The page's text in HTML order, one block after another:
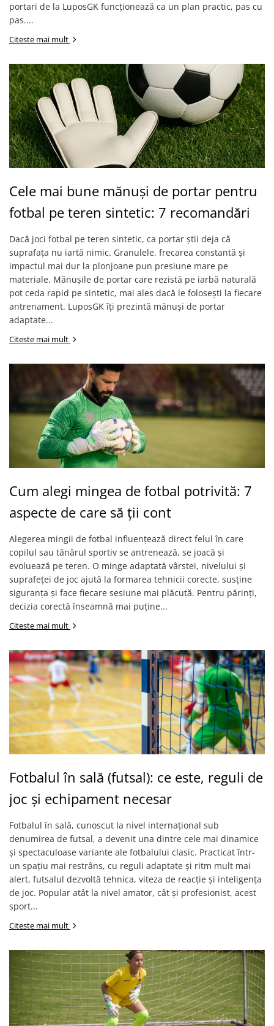
portari de la LuposGK funcționează ca un plan practic, pas cu
pas....
Citeste mai mult
Cele mai bune mănuși de portar pentru
fotbal pe teren sintetic: 7 recomandări
Dacă joci fotbal pe teren sintetic, ca portar știi deja că
suprafața nu iartă nimic. Granulele, frecarea constantă și
impactul mai dur la plonjoane pun presiune mare pe
materiale. Mănușile de portar care rezistă pe iarbă naturală
pot ceda rapid pe sintetic, mai ales dacă le folosești la fiecare
antrenament. LuposGK îți prezintă mănuși de portar
adaptate...
Citeste mai mult
Cum alegi mingea de fotbal potrivită: 7
aspecte de care să ții cont
Alegerea mingii de fotbal influențează direct felul în care
copilul sau tânărul sportiv se antrenează, se joacă și
evoluează pe teren. O minge adaptată vârstei, nivelului și
suprafeței de joc ajută la formarea tehnicii corecte, susține
siguranța și face fiecare sesiune mai plăcută. Pentru părinți,
decizia corectă înseamnă mai puține...
Citeste mai mult
Fotbalul în sală (futsal): ce este, reguli de
joc și echipament necesar
Fotbalul în sală, cunoscut la nivel internațional sub
denumirea de futsal, a devenit una dintre cele mai dinamice
și spectaculoase variante ale fotbalului clasic. Practicat într-
un spațiu mai restrâns, cu reguli adaptate și ritm mult mai
alert, futsalul dezvoltă tehnica, viteza de reacție și inteligența
de joc. Popular atât la nivel amator, cât și profesionist, acest
sport...
Citeste mai mult